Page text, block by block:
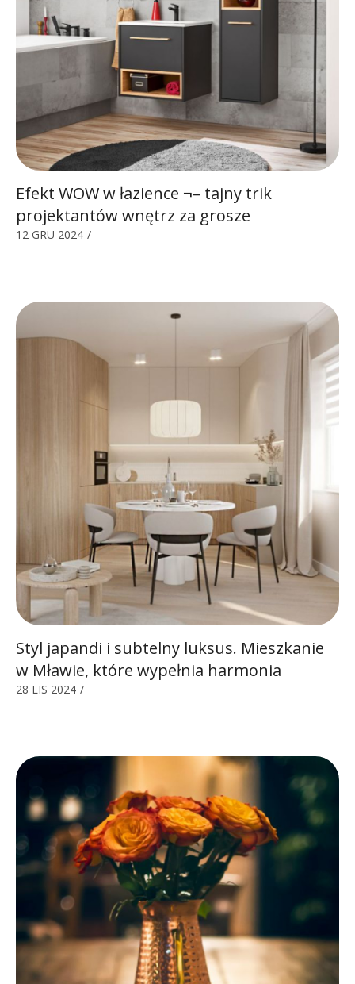
Efekt WOW w łazience ¬– tajny trik
projektantów wnętrz za grosze
12 GRU 2024 /
Styl japandi i subtelny luksus. Mieszkanie
w Mławie, które wypełnia harmonia
28 LIS 2024 /